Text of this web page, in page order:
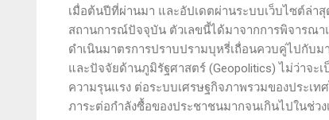
เมื่อต้นปีที่ผ่านมา และอัปเดตผ่านระบบเว็บไซต์ล่า
สถานการณ์ปัจจุบัน ตัวเลขนี้ได้มาจากการพิจารณ
ดำเนินมาตรการปราบปรามบุหรี่เถื่อนควบคู่ไปกับม
และปัจจัยด้านภูมิรัฐศาสตร์ (Geopolitics) ไม่ว่าจะ
ความรุนแรง ต่อระบบเศรษฐกิจภาพรวมของประเ
ภาระต่อกำลังซื้อของประชาชนมากจนเกินไปในช่วง